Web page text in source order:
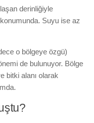
derinliğiyle
Suyu ise az
o bölgeye özgü)
de bulunuyor. Bölge
bitki alanı olarak